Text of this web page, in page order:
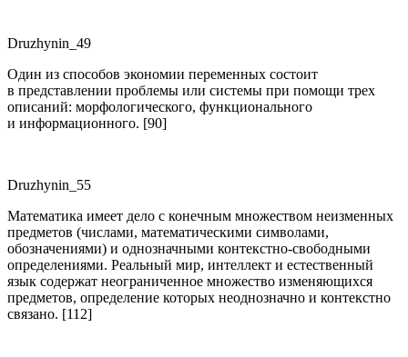
Druzhynin_49
Один из способов экономии переменных состоит
в представлении проблемы или системы при помощи трех
описаний: морфологического, функционального
и информационного. [90]
Druzhynin_55
Математика имеет дело с конечным множеством неизменных
предметов (числами, математическими символами,
обозначениями) и однозначными контекстно-свободными
определениями. Реальный мир, интеллект и естественный
язык содержат неограниченное множество изменяющихся
предметов, определение которых неоднозначно и контекстно
связано. [112]